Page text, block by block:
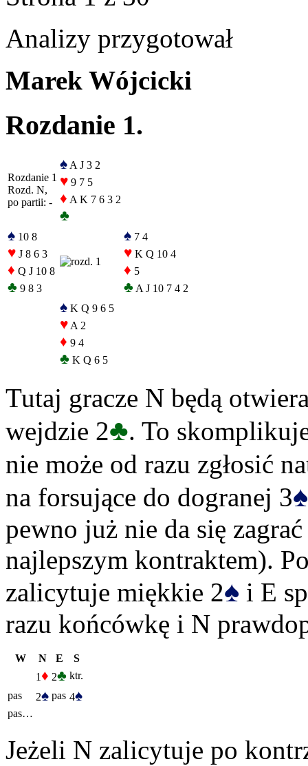
Analizy przygotował
Marek Wójcicki
Rozdanie 1.
Rozdanie 1
Rozd. N,
po partii: -
♠ A J 3 2
♥ 9 7 5
♦ A K 7 6 3 2
♣
♠ 10 8
♥ J 8 6 3
♦ Q J 10 8
♣ 9 8 3
♠ 7 4
♥ K Q 10 4
♦ 5
♣ A J 10 7 4 2
♠ K Q 9 6 5
♥ A 2
♦ 9 4
♣ K Q 6 5
Tutaj gracze N będą
wejdzie 2♣. To
nie może od razu zgłosić
na forsujące do dogranej 3♠
pewno już nie da się
najlepszym kontraktem).
zalicytuje miękkie 2♠ i E
razu końcówkę i N
W N E
S
1♦ 2♣ ktr.
pas
2♠ pas 4♠
pas…
Jeżeli N zalicytuje po